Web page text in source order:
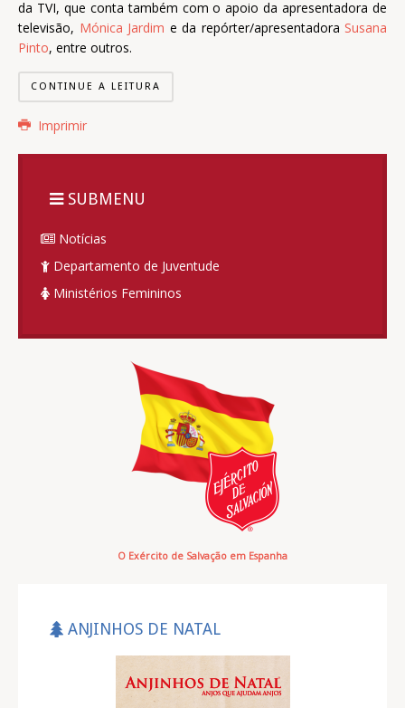
da TVI, que conta também com o apoio da apresentadora de
televisão, Mónica Jardim e da repórter/apresentadora Susana
Pinto, entre outros.
CONTINUE A LEITURA
Imprimir
SUBMENU
Notícias
Departamento de Juventude
Ministérios Femininos
O Exército de Salvação em Espanha
ANJINHOS DE NATAL